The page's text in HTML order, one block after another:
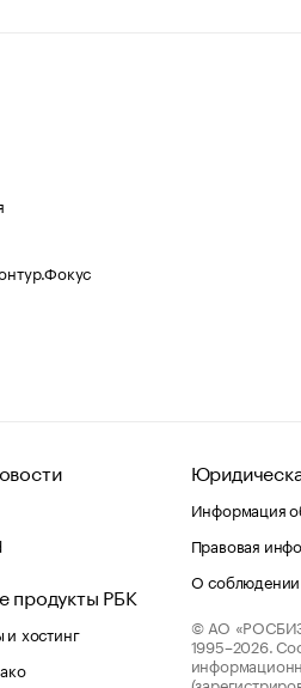
продукты РБК
хостинг
Информация
Правовая
О соблюдении
© АО
1995–2026.